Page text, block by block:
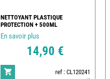
NETTOYANT PLASTIQUE
PROTECTION + 500ML
En savoir plus
14,90 €
ref : CL120241